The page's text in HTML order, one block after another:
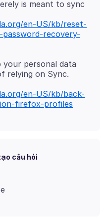
en-US/kb/reset-
recovery-
your personal data
en-US/kb/back-
firefox-profiles
câu hỏi